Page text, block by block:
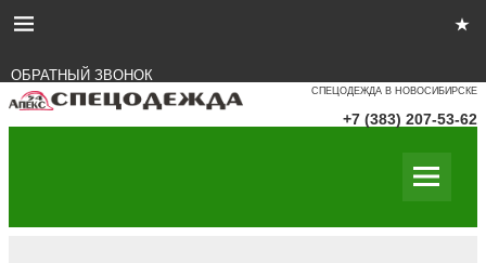
ОБРАТНЫЙ ЗВОНОК
СПЕЦОДЕЖДА В НОВОСИБИРСКЕ
+7 (383) 207-53-62